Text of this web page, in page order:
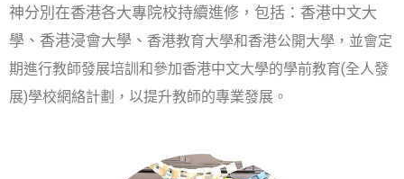
神分別在香港各大專院校持續進修，包括：香港中文大
學、香港浸會大學、 香港教育大學和香港公開大學 ，並會定
期進行教師發展培訓和參加香港中文大學的學前教育(全人發
展)學校網絡計劃，以提升教師的專業發展。